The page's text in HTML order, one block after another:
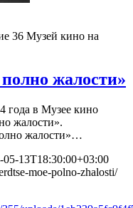
36 Музей кино на
жалости»
года в Музее кино
жалости».
жалости»…
05-13T18:30:00+03:00
moe-polno-zhalosti/